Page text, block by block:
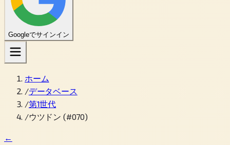
Googleでサインイン
ホーム
/データベース
/第1世代
/ウツドン (#070)
←